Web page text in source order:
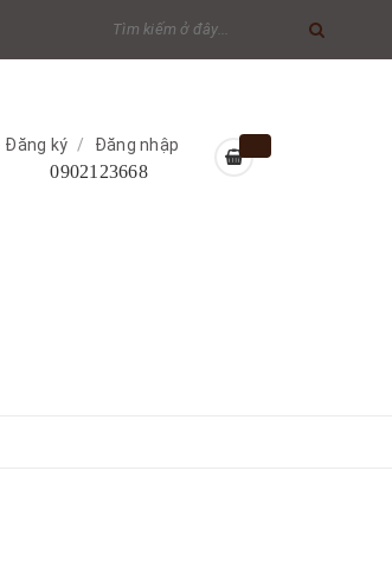
Đăng ký / Đăng nhập
0902123668